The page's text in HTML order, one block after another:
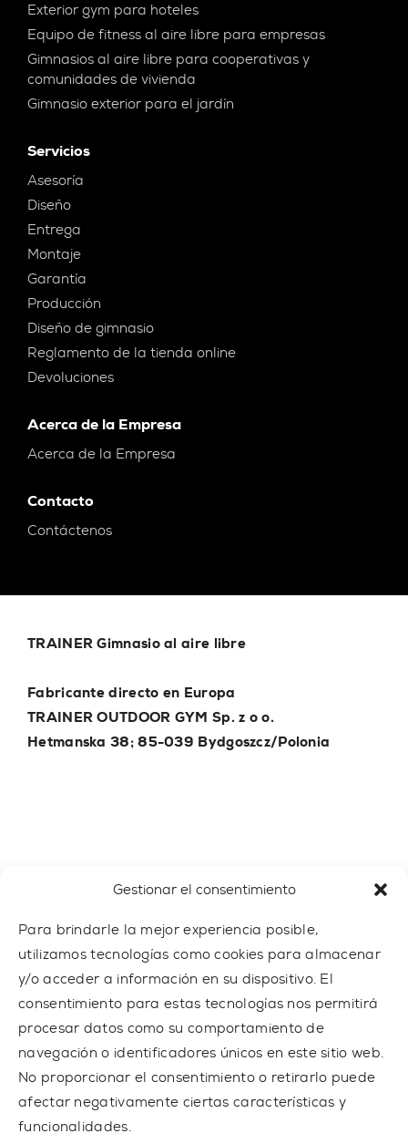
Gestionar el consentimiento
Para brindarle la mejor experiencia posible,
utilizamos tecnologías como cookies para almacenar
y/o acceder a información en su dispositivo. El
consentimiento para estas tecnologías nos permitirá
procesar datos como su comportamiento de
navegación o identificadores únicos en este sitio web.
No proporcionar el consentimiento o retirarlo puede
afectar negativamente ciertas características y
funcionalidades.
Exterior gym para hoteles
Equipo de fitness al aire libre para empresas
Gimnasios al aire libre para cooperativas y
comunidades de vivienda
Gimnasio exterior para el jardín
Servicios
Asesoría
Diseño
Entrega
Montaje
Garantía
Producción
Diseño de gimnasio
Reglamento de la tienda online
Devoluciones
Acerca de la Empresa
Acerca de la Empresa
Contacto
Contáctenos
TRAINER Gimnasio al aire libre
Fabricante directo en Europa
TRAINER OUTDOOR GYM Sp. z o o.
Hetmanska 38; 85-039 Bydgoszcz/Polonia